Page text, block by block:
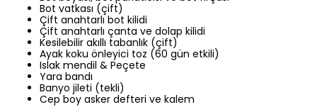
Bot vatkası (çift)
Çift anahtarlı bot kilidi
Çift anahtarlı çanta ve dolap kilidi
Kesilebilir akıllı tabanlık (çift)
Ayak koku önleyici toz (60 gün etkili)
Islak mendil & Peçete
Yara bandı
Banyo jileti (tekli)
Cep boy asker defteri ve kalem